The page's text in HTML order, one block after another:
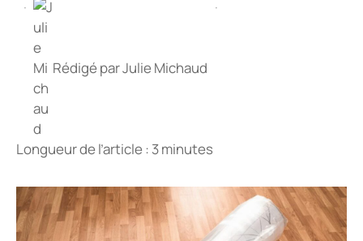
·
Rédigé parJulie Michaud
·
Longueur de l’article : 3 minutes